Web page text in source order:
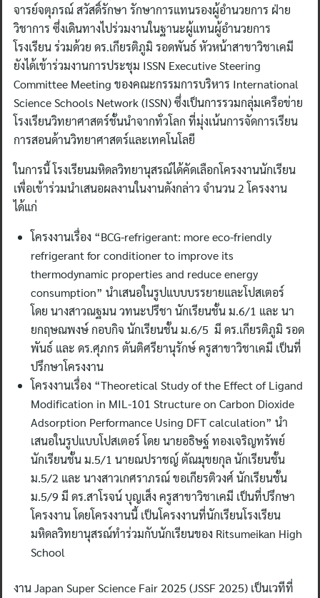
จารย์จตุภรณ์ สวัสดิ์รักษา รักษาการแทนรองผู้อำนวยการ ฝ่าย
วิชาการ ซึ่งเดินทางไปร่วมงานในฐานะผู้แทนผู้อำนวยการ
โรงเรียน ร่วมด้วย ดร.เกียรติภูมิ รอดพันธ์ หัวหน้าสาขาวิชาเคมี
ยังได้เข้าร่วมงานการประชุม ISSN Executive Steering
Committee Meeting ของคณะกรรมการบริหาร International
Science Schools Network (ISSN) ซึ่งเป็นการรวมกลุ่มเครือข่าย
โรงเรียนวิทยาศาสตร์ชั้นนำจากทั่วโลก ที่มุ่งเน้นการจัดการเรียน
การสอนด้านวิทยาศาสตร์และเทคโนโลยี
ในการนี้ โรงเรียนมหิดลวิทยานุสรณ์ได้คัดเลือกโครงงานนักเรียน
เพื่อเข้าร่วมนำเสนอผลงานในงานดังกล่าว จำนวน 2 โครงงาน
ได้แก่
โครงงานเรื่อง “BCG-refrigerant: more eco-friendly
refrigerant for conditioner to improve its
thermodynamic properties and reduce energy
consumption” นำเสนอในรูปแบบบรรยายและโปสเตอร์
โดย นางสาวณฐมน วทนะปรีชา นักเรียนชั้น ม.6/1 และ นา
ยกฤษณพงษ์ กอบกิจ นักเรียนชั้น ม.6/5 มี ดร.เกียรติภูมิ รอด
พันธ์ และ ดร.ศุภกร ตันติศรียานุรักษ์ ครูสาขาวิชาเคมี เป็นที่
ปรึกษาโครงงาน
โครงงานเรื่อง “Theoretical Study of the Effect of Ligand
Modification in MIL-101 Structure on Carbon Dioxide
Adsorption Performance Using DFT calculation” นำ
เสนอในรูปแบบโปสเตอร์ โดย นายอธิษฐ์ ทองเจริญทรัพย์
นักเรียนชั้น ม.5/1 นายณปราชญ์ ตัณมุขยกุล นักเรียนชั้น
ม.5/2 และ นางสาวเกศราภรณ์ ขอเกียรติวงศ์ นักเรียนชั้น
ม.5/9 มี ดร.สาโรจน์ บุญเส็ง ครูสาขาวิชาเคมี เป็นที่ปรึกษา
โครงงาน โดยโครงงานนี้ เป็นโครงงานที่นักเรียนโรงเรียน
มหิดลวิทยานุสรณ์ทำร่วมกับนักเรียนของ Ritsumeikan High
School
งาน Japan Super Science Fair 2025 (JSSF 2025) เป็นเวทีที่